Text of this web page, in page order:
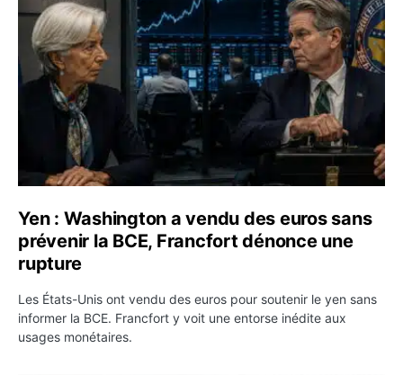
Yen : Washington a vendu des euros sans
prévenir la BCE, Francfort dénonce une
rupture
Les États-Unis ont vendu des euros pour soutenir le yen sans
informer la BCE. Francfort y voit une entorse inédite aux
usages monétaires.